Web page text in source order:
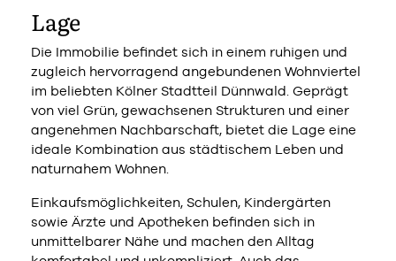
Lage
Die Immobilie befindet sich in einem ruhigen und
zugleich hervorragend angebundenen Wohnviertel
im beliebten Kölner Stadtteil Dünnwald. Geprägt
von viel Grün, gewachsenen Strukturen und einer
angenehmen Nachbarschaft, bietet die Lage eine
ideale Kombination aus städtischem Leben und
naturnahem Wohnen.
Einkaufsmöglichkeiten, Schulen, Kindergärten
sowie Ärzte und Apotheken befinden sich in
unmittelbarer Nähe und machen den Alltag